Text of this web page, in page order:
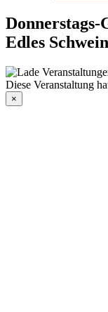
Edles
Diese Veranstaltung
×